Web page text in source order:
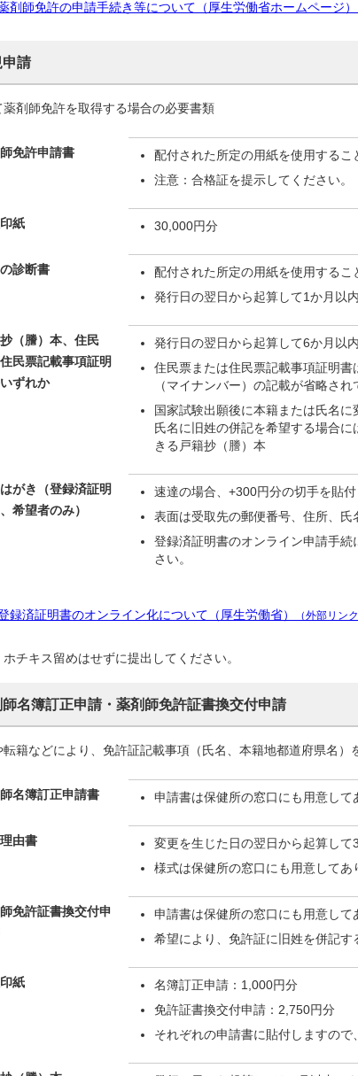
剤師免許の申請手続き等について（厚生労働省ホームページ）
申請
薬剤師免許を取得する場合の必要書類
免許申請書
配付された所定の用紙を使用するこ
注意：合格証を提示してください。
紙 30,000円分
診断書
配付された所定の用紙を使用するこ
発行日の翌日から起算して1か月以内
（謄）本、住民
民票記載事項証明
ずれか
発行日の翌日から起算して6か月以内
住民票または住民票記載事項証明
（マイナンバー）の記載が省略され
国家試験出願後に本籍または氏名
氏名に旧姓の併記を希望する場合
きる戸籍抄（謄）本
がき（登録済証明
希望者のみ）
速達の場合、+300円分の切手を貼付
表面は受取先の郵便番号、住所、氏
登録済証明書のオンライン申請手
さい。
録済証明書のオンライン化について（厚生労働省） （外部リンク
チキス留めはせずに提出してください。
名簿訂正申請・薬剤師免許証書換交付申請
転籍などにより、免許証記載事項（氏名、本籍地都道府県名）
名簿訂正申請書 申請書は保健所の窓口にも用意して
由書
変更を生じた日の翌日から起算して
様式は保健所の窓口にも用意してあ
免許証書換交付申
申請書は保健所の窓口にも用意して
希望により、免許証に旧姓を併記す
紙
名簿訂正申請：1,000円分
免許証書換交付申請：2,750円分
それぞれの申請書に貼付しますので